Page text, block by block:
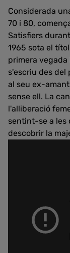
Considerada
70 i 80,
Satisfiers
1965 sota el
primera
s'escriu des
al seu ex-
sense ell. La
l'alliberació
sentint-se a les
descobrir la